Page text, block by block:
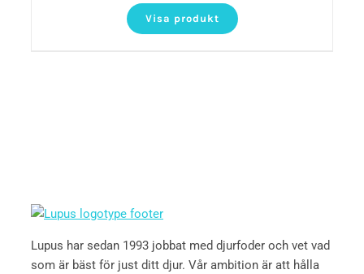
Visa produkt
Lupus har sedan 1993 jobbat med djurfoder och vet vad
som är bäst för just ditt djur. Vår ambition är att hålla